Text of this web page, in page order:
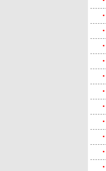
•
•
•
•
•
•
•
•
•
•
•